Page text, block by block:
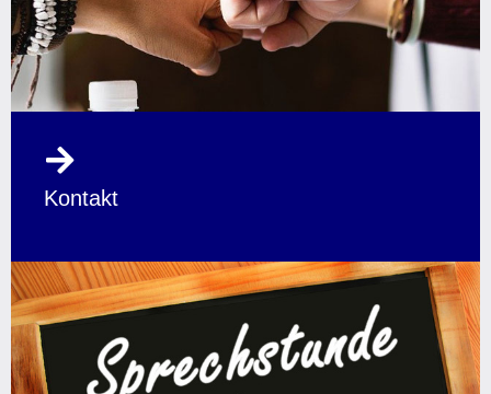
Kontakt